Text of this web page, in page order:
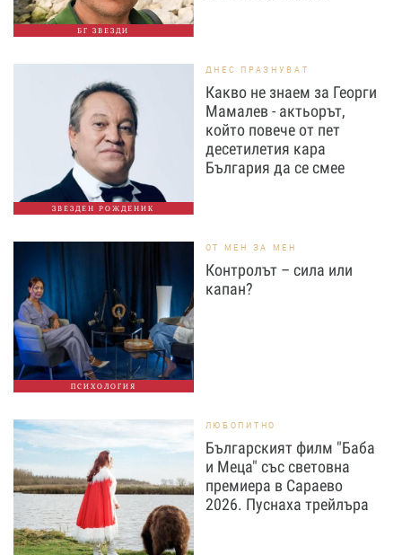
БГ ЗВЕЗДИ
ЗВЕЗДЕН РОЖДЕНИК
ДНЕС ПРАЗНУВАТ
Какво не знаем за Георги
Мамалев - актьорът,
който повече от пет
десетилетия кара
България да се смее
ПСИХОЛОГИЯ
ОТ МЕН ЗА МЕН
Контролът – сила или
капан?
ЛЮБОПИТНО
Българският филм "Баба
и Меца" със световна
премиера в Сараево
2026. Пуснаха трейлъра